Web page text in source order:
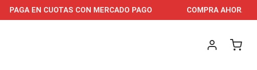
CUOTAS CON MERCADO PAGO COMPRA AHORA Y PAGA